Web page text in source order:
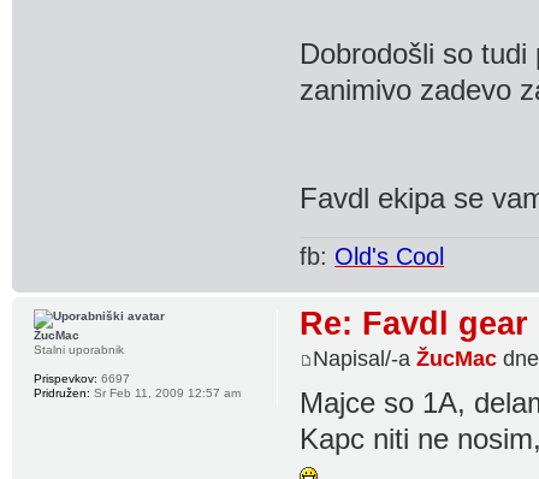
Dobrodošli so
zanimivo zadevo
Favdl ekipa se
fb: Old's Cool
Re: Favdl
Napisal/-aŽucMac
Majce so 1A,
Kapc niti ne
ŽucMac
Stalni uporabnik
Prispevkov: 6697
Pridružen: Sr Feb 11, 2009 12:57 am